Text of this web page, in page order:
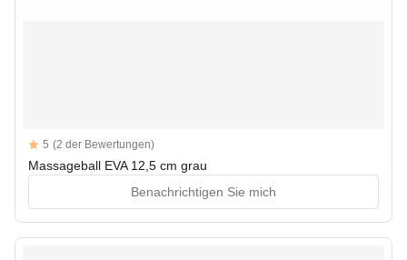
Reviews
5 out of 5 stars
5 (2 der Bewertungen)
Massageball EVA 12,5 cm grau
Benachrichtigen Sie mich